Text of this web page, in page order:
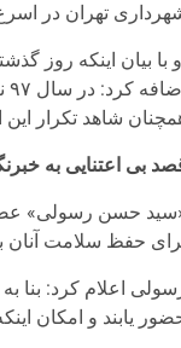
تهران در
شاهد تکرار این
بی اعتنایی به
حسن رسولی»
حفظ سلامت آنان
اعلام کرد: بنا
یابند و امکان